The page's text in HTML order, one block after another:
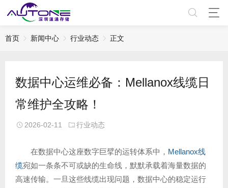
首页 新闻中心 行业动态 正文
数据中心运维必备：Mellanox线缆日
常维护全攻略！
2026-02-11 行业动态
在数据中心这座数字巨擘的运转体系中， Mellanox线
缆宛如一条条不可或缺的生命线，默默承载着海量数据的
高速传输。一旦这些线缆出现问题，数据中心的稳定运行